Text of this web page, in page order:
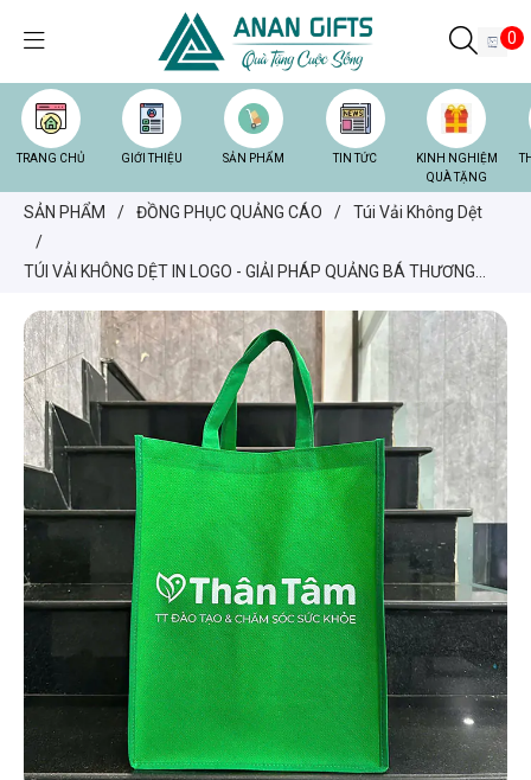
0
TRANG CHỦ GIỚI THIỆU SẢN PHẨM TIN TỨC
KINH NGHIỆM
QUÀ TẶNG
SẢN PHẨM / ĐỒNG PHỤC QUẢNG CÁO /
Túi Vải Không Dệt
/
TÚI VẢI KHÔNG DỆT IN LOGO - GIẢI PHÁP QUẢNG BÁ THƯƠNG